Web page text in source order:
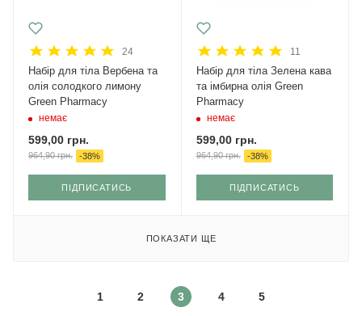
24
Набір для тіла Вербена та
олія солодкого лимону
Green Pharmacy
немає
599,00 грн.
964,90грн. -38%
ПІДПИСАТИСЬ
11
Набір для тіла Зелена кава
та імбирна олія Green
Pharmacy
немає
599,00грн.
964,90грн. -38%
ПІДПИСАТИСЬ
ПОКАЗАТИ ЩЕ
1 2 3 4 5